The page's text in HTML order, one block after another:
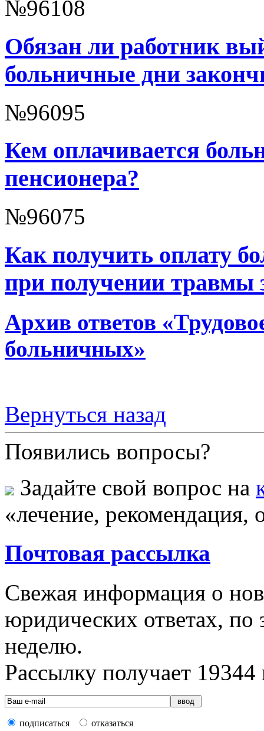
№96108
Обязан ли работник
больничные дни
№96095
Кем оплачивается
пенсионера?
№96075
Как получить оплату
при получении травмы
Архив ответов
больничных»
Вернуться назад
Появились вопросы?
Задайте свой вопрос на
«лечение, рекомендация,
Почтовая рассылка
Свежая информация о
юридических ответах, по
неделю.
Рассылку получает 19344
подписаться отказаться